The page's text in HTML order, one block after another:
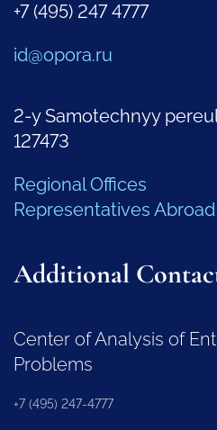
+7 (495) 247 4777
id@opora.ru
2-y Samotechnyy
127473
Regional Offices
Representatives Abroad
Additional
Center of Analysis of
Problems
+7 (495) 247-4777